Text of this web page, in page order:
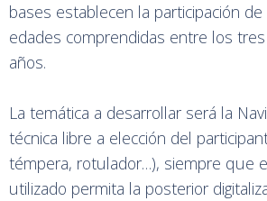
bases establecen la participación
edades comprendidas entre los
años.
La temática a desarrollar será la
técnica libre a elección del
témpera, rotulador…), siempre que
utilizado permita la posterior